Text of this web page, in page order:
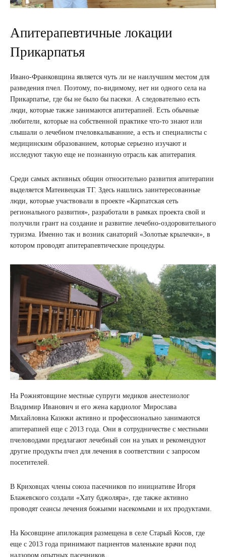
Апитерапевтичные локации
Прикарпатья
Ивано-Франковщина является чуть ли не наилучшим местом для
разведения пчел. Поэтому, по-видимому, нет ни одного села на
Прикарпатье, где бы не было бы пасеки. А следовательно есть
люди, которые также занимаются апитерапией. Есть обычные
любители, которые на собственной практике что-то знают или
слышали о лечебном пчеловкалыванние, а есть и специалисты с
медицинским образованием, которые серьезно изучают и
исследуют такую еще не познанную отрасль как апитерапия.
Среди самых активных общин относительно развития апитерапии
выделяется Матеивецкая ТГ. Здесь нашлись заинтересованные
люди, которые участвовали в проекте «Карпатская сеть
регионального развития», разработали в рамках проекта свой и
получили грант на создание и развитие лечебно-оздоровительного
туризма. Именно так и возник санаторий «Золотые крылечки», в
котором проводят апитерапевтические процедуры.
На Рожнятовщине местные супруги медиков анестезиолог
Владимир Иванович и его жена кардиолог Мирослава
Михайловна Казюки активно и профессионально занимаются
апитерапией еще с 2013 года. Они в сотрудничестве с местными
пчеловодами предлагают лечебный сон на ульях и рекомендуют
другие продукты пчел для лечения в соответствии с запросом
посетителей.
В Криховцах члены союза пасечников по инициативе Игоря
Блажевского создали «Хату бджоляра», где также активно
проводят сеансы лечения божьими насекомыми и их продуктами.
На Косовщине апилокация размещена в селе Старый Косов, где
еще с 2013 года принимают пациентов маленькие врачи под
надзором опытных пасечников.